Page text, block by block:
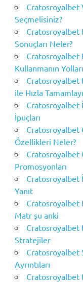
Cratosroyalbet
Seçmelisiniz?
Cratosroyalbet
Sonuçları Neler?
Cratosroyalbet
Kullanmanın Yolları
Cratosroyalbet
ile Hızla
Cratosroyalbet
İpuçları
Cratosroyalbet
Özellikleri Neler?
Cratosroyalbet
Promosyonları
Cratosroyalbet
Yanıt
Cratosroyalbet
Matr şu anki
Cratosroyalbet
Stratejiler
Cratosroyalbet
Ayrıntıları
Cratosroyalbet